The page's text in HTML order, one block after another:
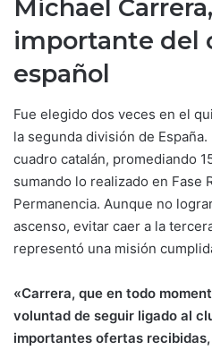
Michael
importante del
español
Fue elegido dos veces en el
la segunda división de
cuadro catalán, promediando
sumando lo realizado en Fase
Permanencia. Aunque no
ascenso, evitar caer a la
representó una misión
«Carrera, que en todo
voluntad de seguir ligado al
importantes ofertas